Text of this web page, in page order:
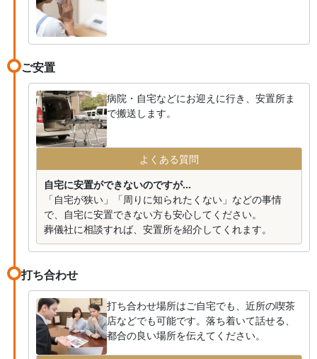
ご安置
病院・自宅などにお迎えに行き、安置所ま
で搬送します。
よくある質問
自宅に安置ができないのですが...
「自宅が狭い」「周りに知られたくない」などの事情
で、自宅に安置できない方も安心してください。
葬儀社に相談すれば、安置所を紹介してくれます。
打ち合わせ
打ち合わせ場所はご自宅でも、近所の喫茶
店などでも可能です。落ち着いて話せる、
都合の良い場所を伝えてください。